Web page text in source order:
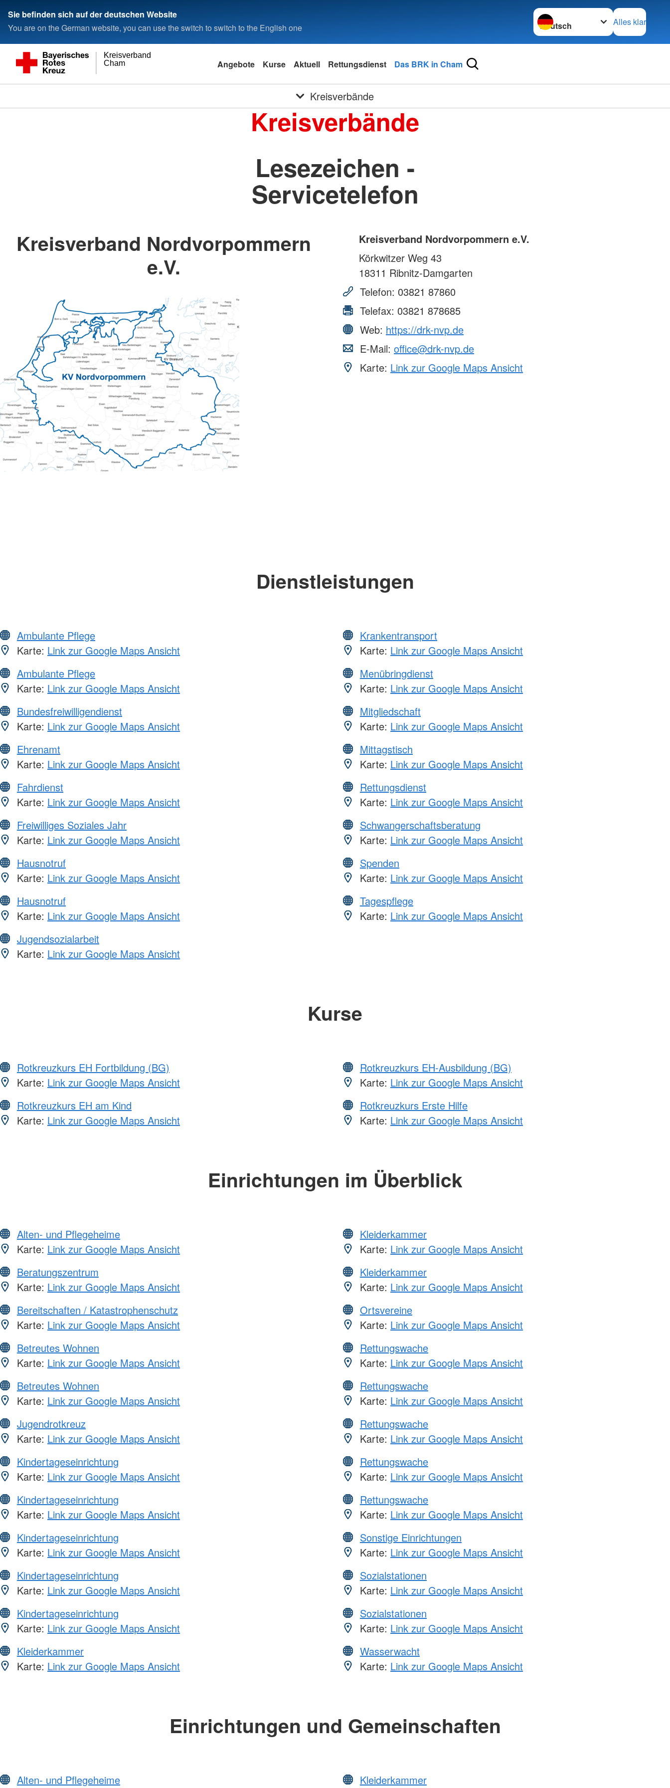
Sie befinden sich auf der deutschen Website
You are on the German website, you can use the switch to switch to the English one
Sprache wechseln zu
Alles klar
Cham
Kreisverband
Angebote Kurse Aktuell Rettungsdienst Das BRK in Cham
Kreisverbände
Kreisverbände
Lesezeichen -
Servicetelefon
Kreisverband Nordvorpommern
e.V.
Kreisverband Nordvorpommern e.V.
Körkwitzer Weg 43
18311 Ribnitz-Damgarten
Telefon: 03821 87860
Telefax: 03821 878685
Web: https://drk-nvp.de
E-Mail: office@drk-nvp.de
Karte: Link zur Google Maps Ansicht
Dienstleistungen
Ambulante Pflege
Karte: Link zur Google Maps Ansicht
Ambulante Pflege
Karte: Link zur Google Maps Ansicht
Bundesfreiwilligendienst
Karte: Link zur Google Maps Ansicht
Ehrenamt
Karte: Link zur Google Maps Ansicht
Fahrdienst
Karte: Link zur Google Maps Ansicht
Freiwilliges Soziales Jahr
Karte: Link zur Google Maps Ansicht
Hausnotruf
Karte: Link zur Google Maps Ansicht
Hausnotruf
Karte: Link zur Google Maps Ansicht
Jugendsozialarbeit
Karte: Link zur Google Maps Ansicht
Krankentransport
Karte: Link zur Google Maps Ansicht
Menübringdienst
Karte: Link zur Google Maps Ansicht
Mitgliedschaft
Karte: Link zur Google Maps Ansicht
Mittagstisch
Karte: Link zur Google Maps Ansicht
Rettungsdienst
Karte: Link zur Google Maps Ansicht
Schwangerschaftsberatung
Karte: Link zur Google Maps Ansicht
Spenden
Karte: Link zur Google Maps Ansicht
Tagespflege
Karte: Link zur Google Maps Ansicht
Kurse
Rotkreuzkurs EH Fortbildung (BG)
Karte: Link zur Google Maps Ansicht
Rotkreuzkurs EH am Kind
Karte: Link zur Google Maps Ansicht
Rotkreuzkurs EH-Ausbildung (BG)
Karte: Link zur Google Maps Ansicht
Rotkreuzkurs Erste Hilfe
Karte: Link zur Google Maps Ansicht
Einrichtungen im Überblick
Alten- und Pflegeheime
Karte: Link zur Google Maps Ansicht
Beratungszentrum
Karte: Link zur Google Maps Ansicht
Bereitschaften / Katastrophenschutz
Karte: Link zur Google Maps Ansicht
Betreutes Wohnen
Karte: Link zur Google Maps Ansicht
Betreutes Wohnen
Karte: Link zur Google Maps Ansicht
Jugendrotkreuz
Karte: Link zur Google Maps Ansicht
Kindertageseinrichtung
Karte: Link zur Google Maps Ansicht
Kindertageseinrichtung
Karte: Link zur Google Maps Ansicht
Kindertageseinrichtung
Karte: Link zur Google Maps Ansicht
Kindertageseinrichtung
Karte: Link zur Google Maps Ansicht
Kindertageseinrichtung
Karte: Link zur Google Maps Ansicht
Kleiderkammer
Karte: Link zur Google Maps Ansicht
Kleiderkammer
Karte: Link zur Google Maps Ansicht
Kleiderkammer
Karte: Link zur Google Maps Ansicht
Ortsvereine
Karte: Link zur Google Maps Ansicht
Rettungswache
Karte: Link zur Google Maps Ansicht
Rettungswache
Karte: Link zur Google Maps Ansicht
Rettungswache
Karte: Link zur Google Maps Ansicht
Rettungswache
Karte: Link zur Google Maps Ansicht
Rettungswache
Karte: Link zur Google Maps Ansicht
Sonstige Einrichtungen
Karte: Link zur Google Maps Ansicht
Sozialstationen
Karte: Link zur Google Maps Ansicht
Sozialstationen
Karte: Link zur Google Maps Ansicht
Wasserwacht
Karte: Link zur Google Maps Ansicht
Einrichtungen und Gemeinschaften
Alten- und Pflegeheime
Kleiderkammer